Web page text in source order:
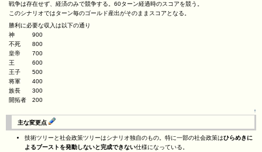
戦争は存在せず、経済のみで競争する。60ターン経過時のスコアを競う。
このシナリオではターン毎のゴールド産出がそのままスコアとなる。
勝利に必要な収入は以下の通り
神 900
不死 800
皇帝 700
王 600
王子 500
将軍 400
族長 300
開拓者 200
↑
主な変更点
技術ツリーと社会政策ツリーはシナリオ独自のもの。特に一部の社会政策はひらめきに
よるブーストを発動しないと完成できない仕様になっている。